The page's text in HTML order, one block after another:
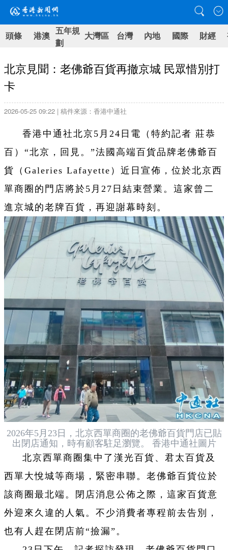
頭條 港澳 五年規
劃
大灣區 台灣 內地 國際 財經
北京見聞：老佛爺百貨再撤京城 民眾惜別打
卡
2026-05-25 09:22 | 稿件來源：香港中通社
香港中通社北京5月24日電（ 特約記者 莊恭
百） “北京，回見。”法國高端百貨品牌老佛爺百
貨（Galeries Lafayette）近日宣佈，位於北京西
單商圈的門店將於5月27日結束營業。這家曾二
進京城的老牌百貨，再迎謝幕時刻。
2026年5月23日，北京西單商圈的老佛爺百貨門店已貼
出閉店通知，時有顧客駐足瀏覽。 香港中通社圖片
北京西單商圈集中了漢光百貨、君太百貨及
西單大悅城等商場，緊密串聯。老佛爺百貨位於
該商圈最北端。閉店消息公佈之際，這家百貨意
外迎來久違的人氣。不少消費者專程前去告別，
也有人趕在閉店前“撿漏”。